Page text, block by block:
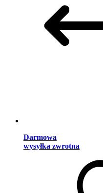
Darmowa
wysyłka zwrotna